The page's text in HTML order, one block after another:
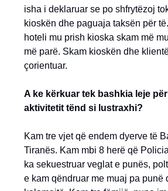
isha i deklaruar se po shfrytëzoj
kioskën dhe paguaja taksën për
hoteli mu prish kioska skam më
më parë. Skam kioskën dhe
çorientuar.
A ke kërkuar tek bashkia leje
aktivitetit tënd si lustraxhi?
Kam tre vjet që endem dyerve të
Tiranës. Kam mbi 8 herë që
ka sekuestruar veglat e punës,
e kam qëndruar me muaj pa punë